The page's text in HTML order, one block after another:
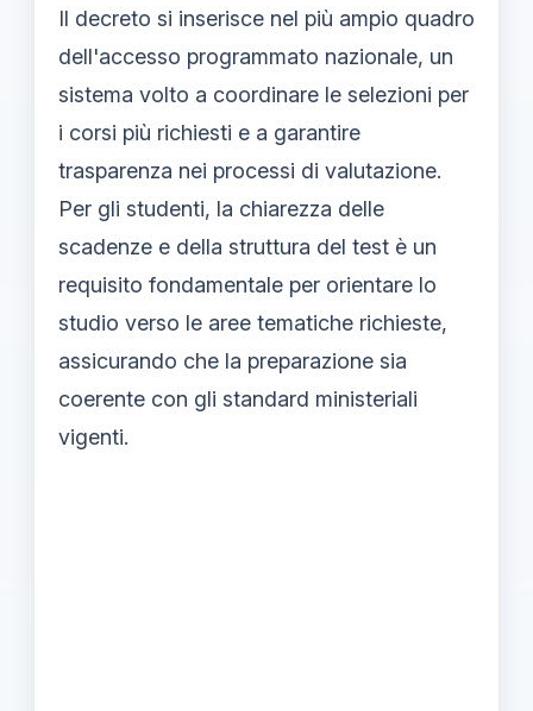
Il decreto si inserisce nel più ampio quadro
dell'accesso programmato nazionale, un
sistema volto a coordinare le selezioni per
i corsi più richiesti e a garantire
trasparenza nei processi di valutazione.
Per gli studenti, la chiarezza delle
scadenze e della struttura del test è un
requisito fondamentale per orientare lo
studio verso le aree tematiche richieste,
assicurando che la preparazione sia
coerente con gli standard ministeriali
vigenti.